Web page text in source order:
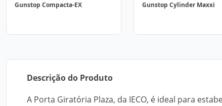
Gunstop Compacta-EX Gunstop Cylinder Maxxi
Descrição do Produto
A Porta Giratória Plaza, da IECO, é ideal para